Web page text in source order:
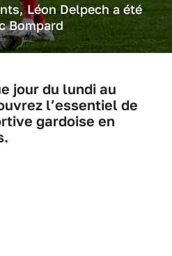
Léon Delpech a été
Bompard
jour du lundi au
l’essentiel de
gardoise en